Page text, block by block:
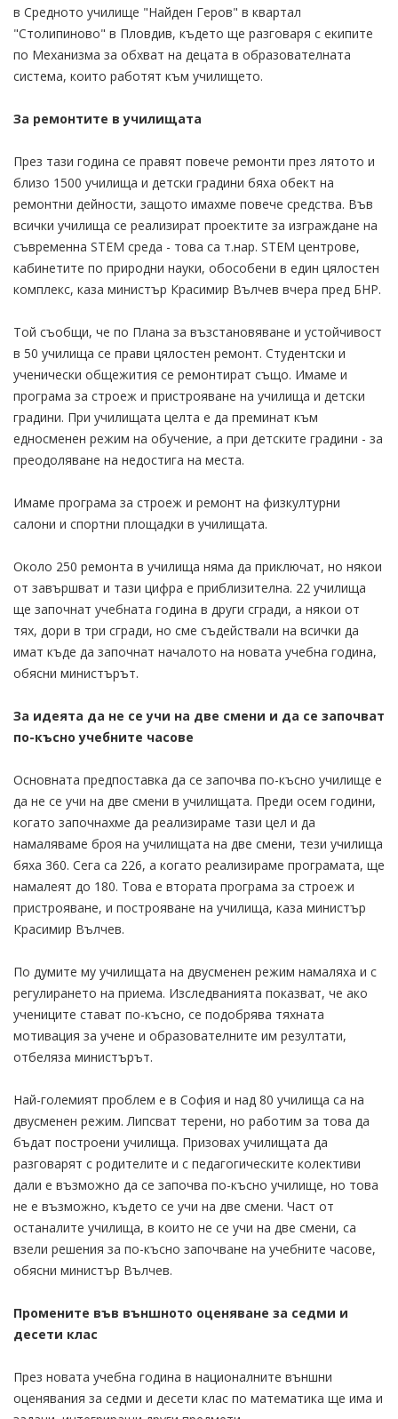
в Средното училище "Найден Геров" в квартал
"Столипиново" в Пловдив, където ще разговаря с екипите
по Механизма за обхват на децата в образователната
система, които работят към училището.
За ремонтите в училищата
През тази година се правят повече ремонти през лятото и
близо 1500 училища и детски градини бяха обект на
ремонтни дейности, защото имахме повече средства. Във
всички училища се реализират проектите за изграждане на
съвременна STEM среда - това са т.нар. STEM центрове,
кабинетите по природни науки, обособени в един цялостен
комплекс, каза министър Красимир Вълчев вчера пред БНР.
Той съобщи, че по Плана за възстановяване и устойчивост
в 50 училища се прави цялостен ремонт. Студентски и
ученически общежития се ремонтират също. Имаме и
програма за строеж и пристрояване на училища и детски
градини. При училищата целта е да преминат към
едносменен режим на обучение, а при детските градини - за
преодоляване на недостига на места.
Имаме програма за строеж и ремонт на физкултурни
салони и спортни площадки в училищата.
Около 250 ремонта в училища няма да приключат, но някои
от завършват и тази цифра е приблизителна. 22 училища
ще започнат учебната година в други сгради, а някои от
тях, дори в три сгради, но сме съдействали на всички да
имат къде да започнат началото на новата учебна година,
обясни министърът.
За идеята да не се учи на две смени и да се започват
по-късно учебните часове
Основната предпоставка да се започва по-късно училище е
да не се учи на две смени в училищата. Преди осем години,
когато започнахме да реализираме тази цел и да
намаляваме броя на училищата на две смени, тези училища
бяха 360. Сега са 226, а когато реализираме програмата, ще
намалеят до 180. Това е втората програма за строеж и
пристрояване, и построяване на училища, каза министър
Красимир Вълчев.
По думите му училищата на двусменен режим намаляха и с
регулирането на приема. Изследванията показват, че ако
учениците стават по-късно, се подобрява тяхната
мотивация за учене и образователните им резултати,
отбеляза министърът.
Най-големият проблем е в София и над 80 училища са на
двусменен режим. Липсват терени, но работим за това да
бъдат построени училища. Призовах училищата да
разговарят с родителите и с педагогическите колективи
дали е възможно да се започва по-късно училище, но това
не е възможно, където се учи на две смени. Част от
останалите училища, в които не се учи на две смени, са
взели решения за по-късно започване на учебните часове,
обясни министър Вълчев.
Промените във външното оценяване за седми и
десети клас
През новата учебна година в националните външни
оценявания за седми и десети клас по математика ще има и